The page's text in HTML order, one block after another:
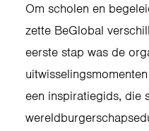
Om scholen en
zette BeGlobal
eerste stap was de
een inspiratiegids, die